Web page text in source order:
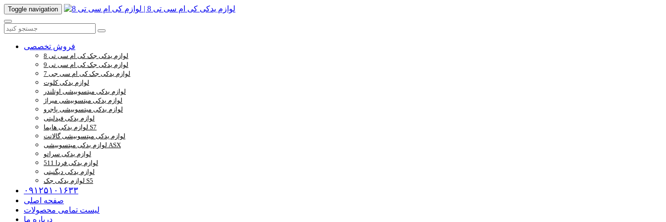
Toggle navigation
فروش تخصصی
لوازم یدکی جک کی ام سی تی 8
لوازم یدکی جک کی ام سی تی 9
لوازم یدکی جک کی ام سی جی 7
لوازم یدکی کلوت
لوازم یدکی میتسوبیشی اوتلندر
لوازم یدکی میتسوبیشی میراژ
لوازم یدکی میتسوبیشی پاجرو
لوازم یدکی فیدلیتی
لوازم یدکی هایما S7
لوازم یدکی میتسوبیشی گالانت
لوازم یدکی میتسوبیشی ASX
لوازم یدکی سراتو
لوازم یدکی فردا 511
لوازم یدکی دیگنیتی
لوازم یدکی جک S5
۰۹۱۲۵۱۰۱۶۳۳
صفحه اصلی
لیست تمامی محصولات
درباره ما